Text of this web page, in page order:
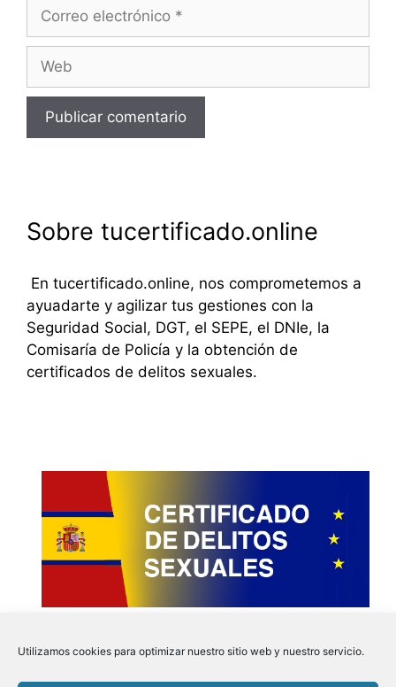
Utilizamos cookies para optimizar nuestro sitio web y nuestro servicio.
electrónico
Sobre tucertificado.online
En tucertificado.online, nos comprometemos a
ayuadarte y agilizar tus gestiones con la
Seguridad Social, DGT, el SEPE, el DNIe, la
Comisaría de Policía y la obtención de
certificados de delitos sexuales.